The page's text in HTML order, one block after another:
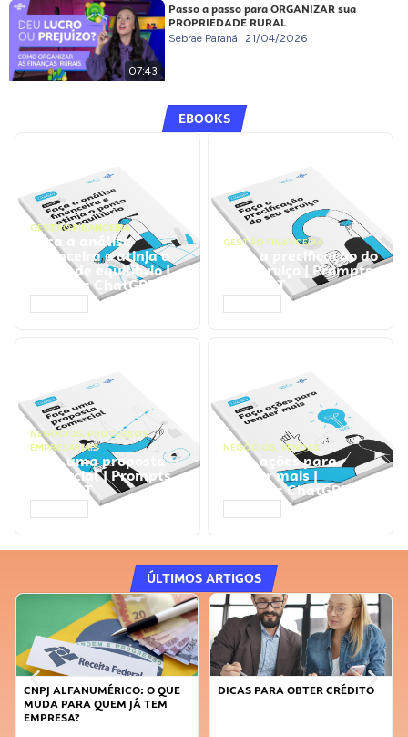
07:43
Passo a passo para ORGANIZAR sua
PROPRIEDADE RURAL
Sebrae Paraná 21/04/2026
EBOOKS
GESTÃO FINANCEIRA
Faça a análise
financeira e atinja o
ponto de equilíbrio |
Prompts ChatGPT
GESTÃO FINANCEIRA
Faça a precificação do
seu serviço | Prompts
ChatGPT
NEGÓCIOS, PROCESSOS
EMPRESARIAIS
Faça uma proposta
comercial | Prompts
ChatGPT
NEGÓCIOS, VENDAS
Faça ações para
vender mais |
Prompts ChatGPT
ÚLTIMOS ARTIGOS
DICAS PARA OBTER CRÉDITO
FAÇA A DIFERENÇA: SEJA